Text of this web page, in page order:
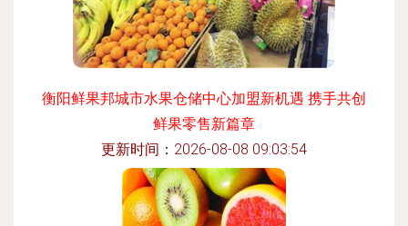
衡阳鲜果邦城市水果仓储中心加盟新机遇 携手共创
鲜果零售新篇章
更新时间：2026-08-08 09:03:54